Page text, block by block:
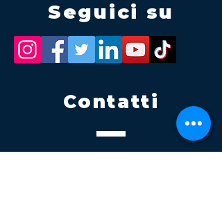
Seguici su
Contatti